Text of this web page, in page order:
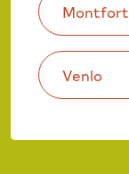
Montfort
Venlo